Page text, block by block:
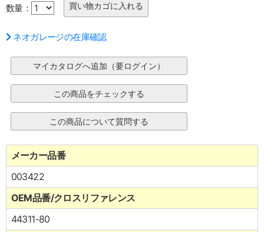
数量：
ネオガレージの在庫確認
メーカー品番
003422
OEM品番/クロスリファレンス
44311-80